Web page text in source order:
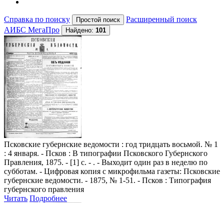
Справка по поиску
Расширенный поиск
АИБС МегаПро
Найдено: 101
Псковские губернские ведомости : год тридцать восьмой. № 1
: 4 января. - Псков : В типографии Псковского Губернского
Правления, 1875. - [1] с. - . - Выходит один раз в неделю по
субботам. - Цифровая копия с микрофильма газеты: Псковские
губернские ведомости. - 1875, № 1-51. - Псков : Типография
губернского правления
Читать Подробнее